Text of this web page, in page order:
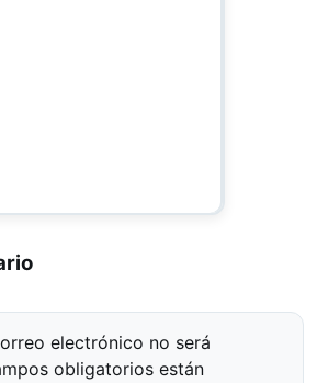
electrónico no será
obligatorios están